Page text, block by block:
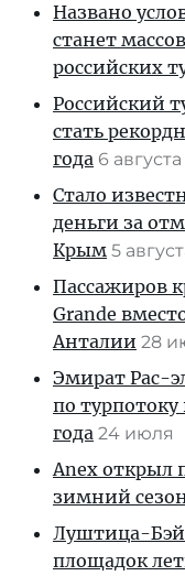
Названо
станет
российских
Российский
стать
года 6 августа
Стало
деньги за
Крым 5
Пассажиров
Grande
Анталии 28
Эмират Рас-
по
года 24 июля
Anex открыл
зимний
Луштица-Бэй
площадок